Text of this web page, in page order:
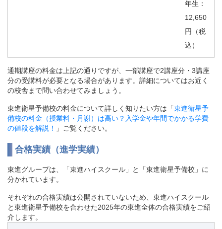
年生：
12,650
円（税
込）
通期講座の料金は上記の通りですが、一部講座で2講座分・3講座
分の受講料が必要となる場合があります。詳細についてはお近く
の校舎まで問い合わせてみましょう。
東進衛星予備校の料金について詳しく知りたい方は「東進衛星予
備校の料金（授業料・月謝）は高い？入学金や年間でかかる学費
の値段を解説！
」ご覧ください。
合格実績（進学実績）
東進グループは、「東進ハイスクール」と「東進衛星予備校」に
分かれています。
それぞれの合格実績は公開されていないため、東進ハイスクール
と東進衛星予備校を合わせた2025年の東進全体の合格実績をご紹
介します。